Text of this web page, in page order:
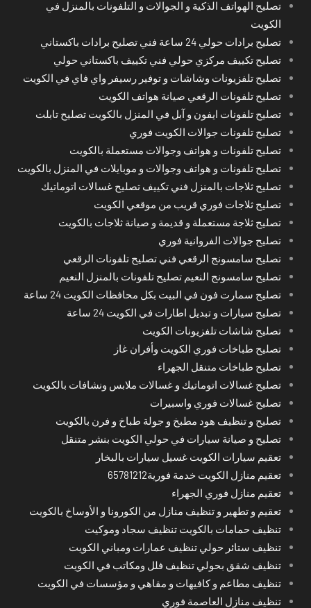
تصليح الهواتف الذكية و الجوالات و التلفونات بالمنزل في
الكويت
تصليح برادات حولي 24 ساعة فني تصليح برادات باكستاني
تصليح تكييف مركزي حولي فني تكييف باكستاني حولي
تصليح تلفزيونات وشاشات و توفير رسيفر واي فاي في الكويت
تصليح تلفونات الرقعي صيانة هواتف الكويت
تصليح تلفونات ايفون و آبل في المنزل بالكويت تصليح تابلت
تصليح تلفونات جوالات الكويت فوري
تصليح تلفونات و هواتف وجوالات مستعملة بالكويت
تصليح تلفونات و هواتف وجوالات و موبايلات في المنزل بالكويت
تصليح ثلاجات بالمنزل فني تكييف تصليح غسالات اتوماتيك
تصليح ثلاجات فوري قريب من موقعي الكويت
تصليح ثلاجة مستعملة و قديمة و صيانة ثلاجات بالكويت
تصليح جوالات الفروانية فوري
تصليح سامسونج الرقعي فني تصليح تلفونات الرقعي
تصليح سامسونج النعيم تصليح تلفونات بالمنزل النعيم
تصليح سمارت فون في البيت بكل محافظات الكويت 24 ساعة
تصليح سيارات و تبديل اطارات في الكويت 24 ساعة
تصليح شاشات تلفزيونات الكويت
تصليح طباخات فوري الكويت وأفران غاز
تصليح طباخات متنقل الجهراء
تصليح غسالات اتوماتيك و غسالات ملابس ونشافات بالكويت
تصليح غسالات فوري واسبيرات
تصليح و تنظيف هود مطبخ و جولة طباخ و فرن بالكويت
تصليح و صيانة سيارات في حولي الكويت بنشر متنقل
تعقيم سيارات الكويت غسيل سيارات بالبخار
تعقيم منازل الكويت خدمة فورية65781212
تعقيم منازل فوري الجهراء
تعقيم و تطهير و تنظيف منازل من الكورونا و الأوساخ بالكويت
تنظيف حمامات بالكويت تنظيف سجاد وموكيت
تنظيف ستائر حولي تنظيف عمارات ومباني الكويت
تنظيف شقق بحولي تنظيف فلل ومكاتب في الكويت
تنظيف مطاعم و كافيهات و مقاهي و مؤسسات في الكويت
تنظيف منازل العاصمة فوري